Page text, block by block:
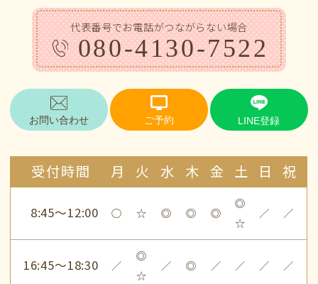
代表番号でお電話がつながらない場合
080-4130-7522
お問い合わせ ご予約 LINE登録
受付時間 月 火 水 木 金 土 日 祝
8:45～12:00 ○ ☆ ◎ ◎ ◎
◎
☆
／ ／
16:45～18:30 ／
◎
☆
／ ◎ ／ ／ ／ ／